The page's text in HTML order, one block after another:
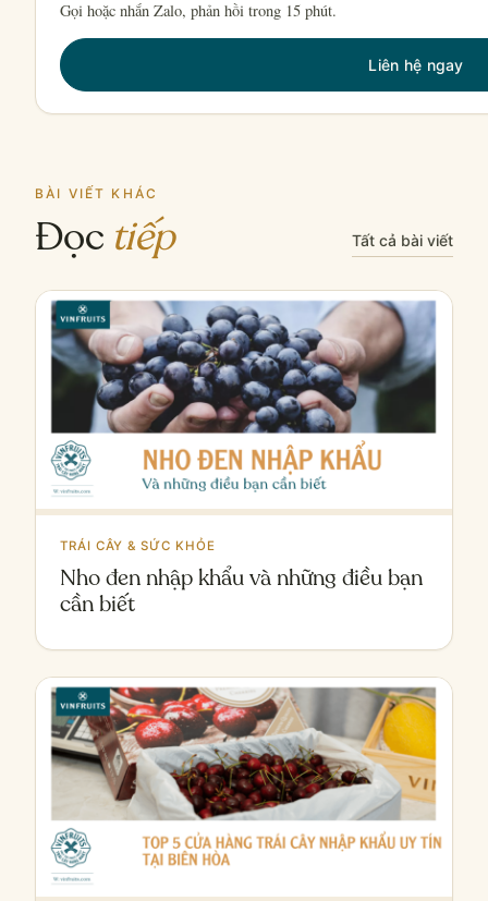
Gọi hoặc nhắn Zalo, phản hồi trong 15 phút.
Liên hệ ngay
BÀI VIẾT KHÁC
Đọc tiếp Tất cả bài viết
TRÁI CÂY & SỨC KHỎE
Nho đen nhập khẩu và những điều bạn
cần biết